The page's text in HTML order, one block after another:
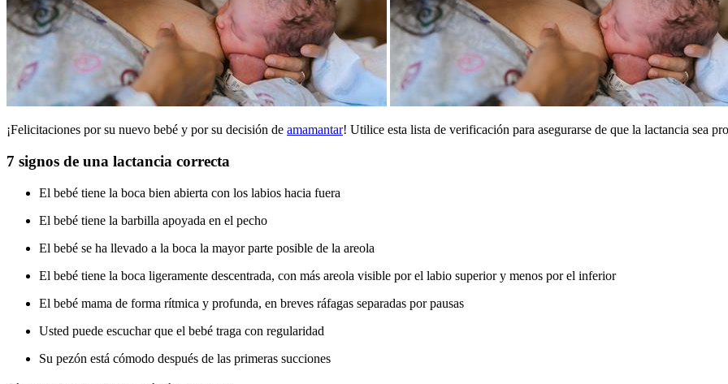
¡Felicitaciones por su nuevo bebé y por su decisión de amamantar! Utilice esta lista de verificación para asegurarse de que la lactancia sea
7 signos de una lactancia correcta
El bebé tiene la boca bien abierta con los labios hacia fuera
El bebé tiene la barbilla apoyada en el pecho
El bebé se ha llevado a la boca la mayor parte posible de la areola
El bebé tiene la boca ligeramente descentrada, con más areola visible por el labio superior y menos por el inferior
El bebé mama de forma rítmica y profunda, en breves ráfagas separadas por pausas
Usted puede escuchar que el bebé traga con regularidad
Su pezón está cómodo después de las primeras succiones